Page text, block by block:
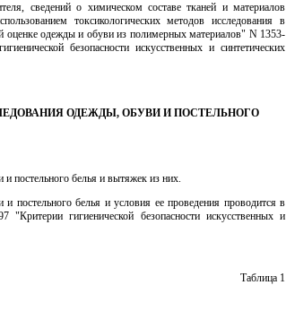
сведений о химическом составе тканей и материалов
токсикологических методов исследования в
оценке одежды и обуви из полимерных материалов" N 1353-
безопасности искусственных и синтетических
ОДЕЖДЫ, ОБУВИ И ПОСТЕЛЬНОГО
постельного белья и вытяжек из них.
постельного белья и условия ее проведения проводится в
гигиенической безопасности искусственных и
Таблица 1